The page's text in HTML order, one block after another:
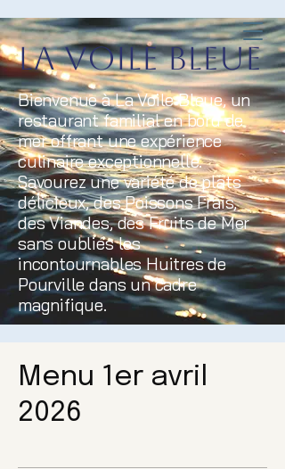
La Voile Bleue
Bienvenue à La Voile Bleue, un
restaurant familial en bord de
mer offrant une expérience
culinaire exceptionnelle.
Savourez une variété de plats
délicieux, des Poissons Frais,
des Viandes, des Fruits de Mer
sans oubliés les
incontournables Huitres de
Pourville dans un cadre
magnifique.
Menu 1er avril
2026